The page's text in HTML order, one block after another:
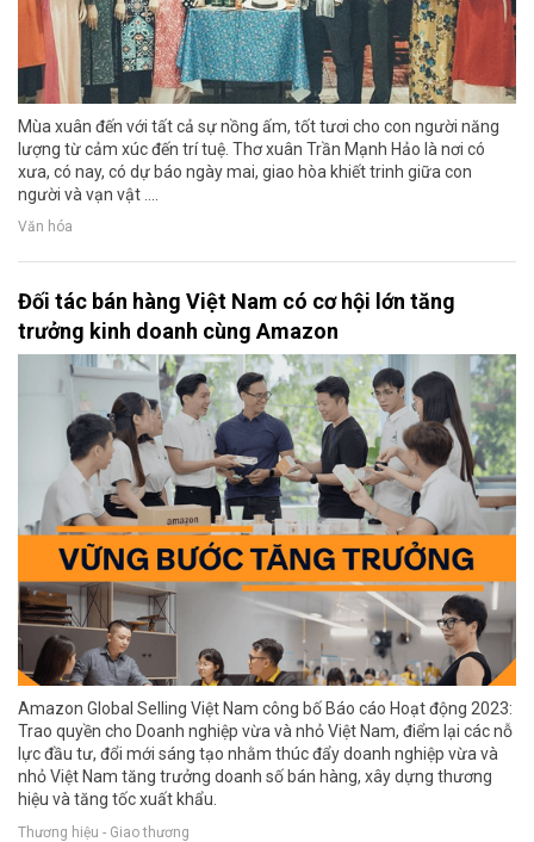
Mùa xuân đến với tất cả sự nồng ấm, tốt tươi cho con người năng
lượng từ cảm xúc đến trí tuệ. Thơ xuân Trần Mạnh Hảo là nơi có
xưa, có nay, có dự báo ngày mai, giao hòa khiết trinh giữa con
người và vạn vật ....
Văn hóa
Đối tác bán hàng Việt Nam có cơ hội lớn tăng
trưởng kinh doanh cùng Amazon
Amazon Global Selling Việt Nam công bố Báo cáo Hoạt động 2023:
Trao quyền cho Doanh nghiệp vừa và nhỏ Việt Nam, điểm lại các nỗ
lực đầu tư, đổi mới sáng tạo nhằm thúc đẩy doanh nghiệp vừa và
nhỏ Việt Nam tăng trưởng doanh số bán hàng, xây dựng thương
hiệu và tăng tốc xuất khẩu.
Thương hiệu - Giao thương